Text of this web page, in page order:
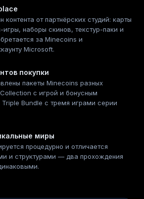
контента от партнёрских студий: карты
наборы скинов, текстур-паки и
за Minecoins и
Microsoft.
покупки
пакеты Minecoins разных
с игрой и бонусным
Bundle с тремя играми серии
миры
процедурно и отличается
и структурами — два прохождения